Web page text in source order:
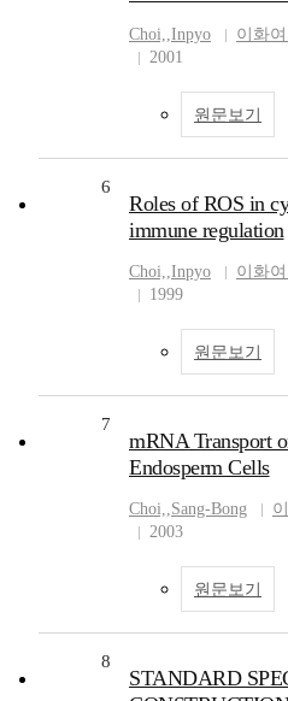
Choi,,Inpyo
이화
2001
원문보기
6
Roles of ROS in
immune regulation
Choi,,Inpyo
이화
1999
원문보기
7
mRNA Transport
Endosperm Cells
Choi,,Sang-Bong
2003
원문보기
8
STANDARD